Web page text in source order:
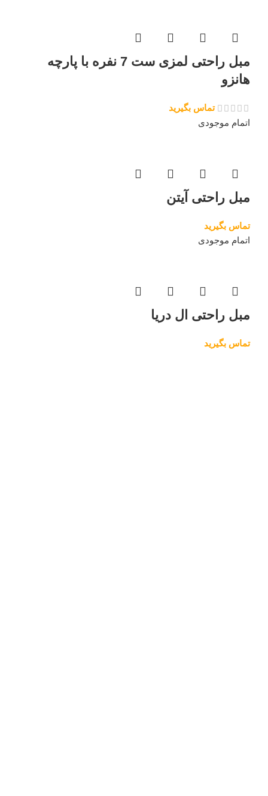
مبل راحتی لمزی ست 7 نفره با پارچه
هانزو
تماس بگیرید
اتمام موجودی
مبل راحتی آیتن
تماس بگیرید
اتمام موجودی
مبل راحتی ال دریا
تماس بگیرید